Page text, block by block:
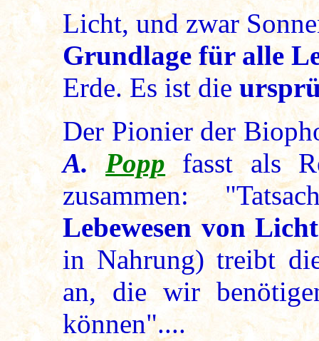
Licht, und zwar
Grundlage für alle
Erde. Es ist die
Der Pionier der
A. Popp fasst als
zusammen:
Lebewesen von
in Nahrung) treibt
an, die wir
können"....